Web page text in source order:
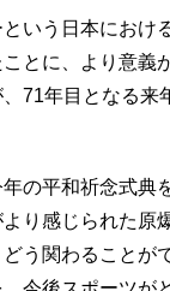
いう日本におけ
とに、より意義
71年目となる
の平和祈念式典
り感じられた原
う関わることが